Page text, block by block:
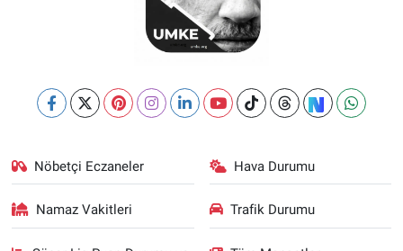
Nöbetçi Eczaneler Hava Durumu
Namaz Vakitleri Trafik Durumu